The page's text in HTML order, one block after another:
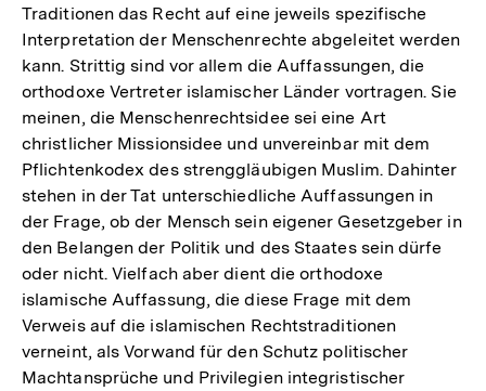
Traditionen das Recht auf eine jeweils spezifische
Interpretation der Menschenrechte abgeleitet werden
kann. Strittig sind vor allem die Auffassungen, die
orthodoxe Vertreter islamischer Länder vortragen. Sie
meinen, die Menschenrechtsidee sei eine Art
christlicher Missionsidee und unvereinbar mit dem
Pflichtenkodex des strenggläubigen Muslim. Dahinter
stehen in der Tat unterschiedliche Auffassungen in
der Frage, ob der Mensch sein eigener Gesetzgeber in
den Belangen der Politik und des Staates sein dürfe
oder nicht. Vielfach aber dient die orthodoxe
islamische Auffassung, die diese Frage mit dem
Verweis auf die islamischen Rechtstraditionen
verneint, als Vorwand für den Schutz politischer
Machtansprüche und Privilegien integristischer